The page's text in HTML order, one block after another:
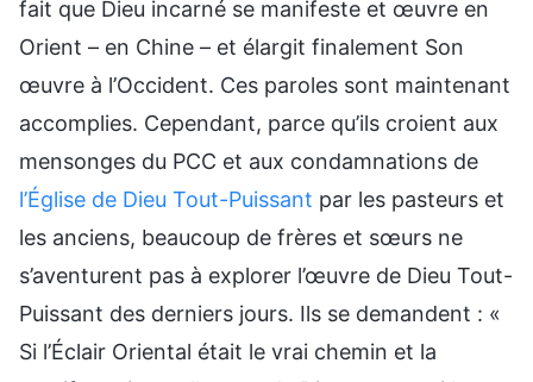
fait que Dieu incarné se manifeste et œuvre en
Orient – en Chine – et élargit finalement Son
œuvre à l’Occident. Ces paroles sont maintenant
accomplies. Cependant, parce qu’ils croient aux
mensonges du PCC et aux condamnations de
l’Église de Dieu Tout-Puissant par les pasteurs et
les anciens, beaucoup de frères et sœurs ne
s’aventurent pas à explorer l’œuvre de Dieu Tout-
Puissant des derniers jours. Ils se demandent : «
Si l’Éclair Oriental était le vrai chemin et la